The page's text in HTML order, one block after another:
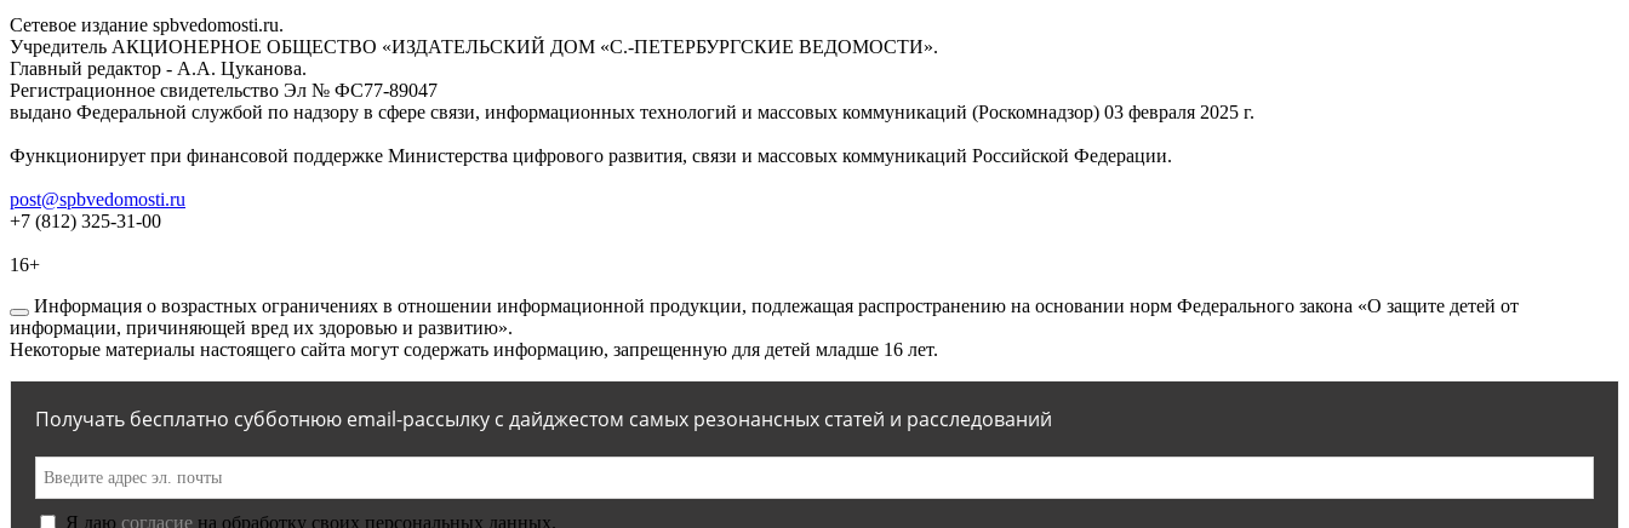
Сетевое издание spbvedomosti.ru.
Учредитель АКЦИОНЕРНОЕ ОБЩЕСТВО «ИЗДАТЕЛЬСКИЙ ДОМ «С.-ПЕТЕРБУРГСКИЕ ВЕДОМОСТИ».
Главный редактор - А.А. Цуканова.
Регистрационное свидетельство Эл № ФС77-89047
выдано Федеральной службой по надзору в сфере связи, информационных технологий и массовых коммуникаций (Роскомнадзор) 03 февраля 2025 г.
Функционирует при финансовой поддержке Министерства цифрового развития, связи и массовых коммуникаций Российской Федерации.
post@spbvedomosti.ru
+7 (812) 325-31-00
16+
Информация о возрастных ограничениях в отношении информационной продукции, подлежащая распространению на основании норм Федерального закона «О защите детей от
информации, причиняющей вред их здоровью и развитию».
Некоторые материалы настоящего сайта могут содержать информацию, запрещенную для детей младше 16 лет.
Получать бесплатно субботнюю email-рассылку с дайджестом самых резонансных статей и расследований
Я даю согласие на обработку своих персональных данных.